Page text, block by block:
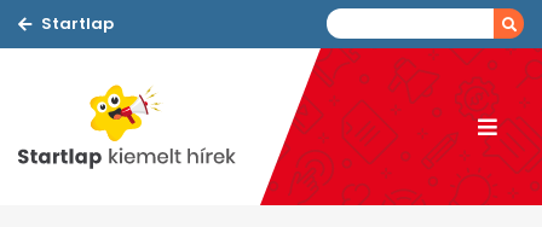
Startlap